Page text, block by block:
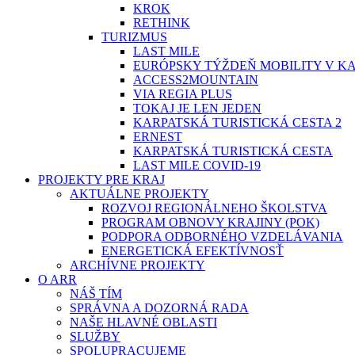
KROK
RETHINK
TURIZMUS
LAST MILE
EURÓPSKY TÝŽDEŇ MOBILITY V
ACCESS2MOUNTAIN
VIA REGIA PLUS
TOKAJ JE LEN JEDEN
KARPATSKÁ TURISTICKÁ CESTA 2
ERNEST
KARPATSKÁ TURISTICKÁ CESTA
LAST MILE COVID-19
PROJEKTY PRE KRAJ
AKTUÁLNE PROJEKTY
ROZVOJ REGIONÁLNEHO ŠKOLSTVA
PROGRAM OBNOVY KRAJINY (POK)
PODPORA ODBORNÉHO VZDELÁVANIA
ENERGETICKÁ EFEKTÍVNOSŤ
ARCHÍVNE PROJEKTY
O ARR
NÁŠ TÍM
SPRÁVNA A DOZORNÁ RADA
NAŠE HLAVNÉ OBLASTI
SLUŽBY
SPOLUPRACUJEME